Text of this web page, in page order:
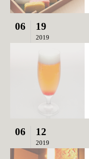
06 19
2019
06 12
2019